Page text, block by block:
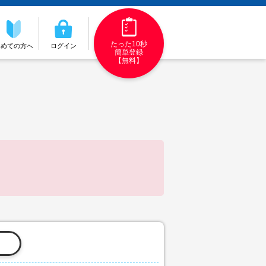
ての方へ ログイン
たった10秒
簡単登録
【無料】